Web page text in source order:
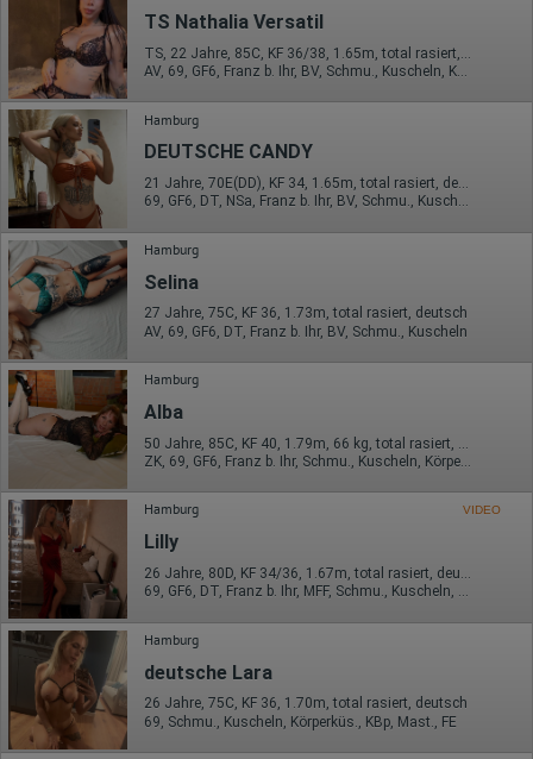
TS Nathalia Versatil
AV, 69, GF6, Franz b. Ihr, BV, Schmu., Kuscheln, Körperküs.
Hamburg
DEUTSCHE CANDY
21 Jahre, 70E(DD), KF 34, 1.65m, total rasiert, deutsch
69, GF6, DT, NSa, Franz b. Ihr, BV, Schmu., Kuscheln
Hamburg
Selina
27 Jahre, 75C, KF 36, 1.73m, total rasiert, deutsch
AV, 69, GF6, DT, Franz b. Ihr, BV, Schmu., Kuscheln
Hamburg
Alba
ZK, 69, GF6, Franz b. Ihr, Schmu., Kuscheln, Körperküs., DSa
Hamburg VIDEO
Lilly
26 Jahre, 80D, KF 34/36, 1.67m, total rasiert, deutsch
69, GF6, DT, Franz b. Ihr, MFF, Schmu., Kuscheln, Körperküs.
Hamburg
deutsche Lara
26 Jahre, 75C, KF 36, 1.70m, total rasiert, deutsch
69, Schmu., Kuscheln, Körperküs., KBp, Mast., FE